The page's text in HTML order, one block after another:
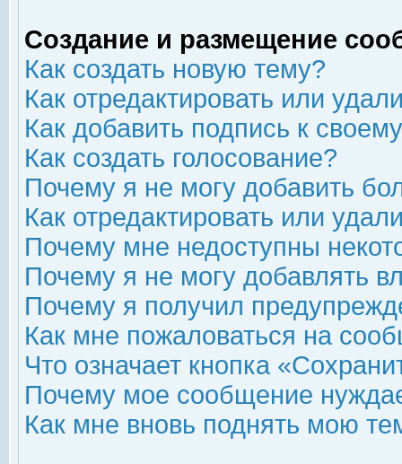
Создание и размещение
Как создать новую тему?
Как отредактировать или
Как добавить подпись к
Как создать голосование?
Почему я не могу добавить
Как отредактировать или
Почему мне недоступны
Почему я не могу добавлять
Почему я получил
Как мне пожаловаться на
Что означает кнопка
Почему мое сообщение
Как мне вновь поднять мою